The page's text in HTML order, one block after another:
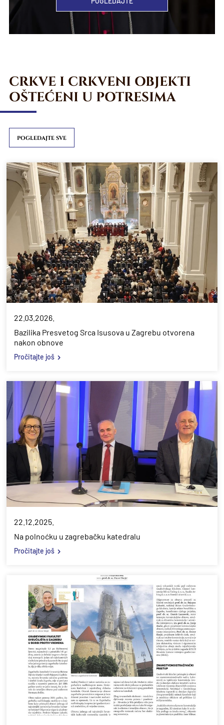
CRKVE I CRKVENI OBJEKTI
OŠTEĆENI U POTRESIMA
POGLEDAJTE SVE
22.03.2026.
Bazilika Presvetog Srca Isusova u Zagrebu otvorena
nakon obnove
Pročitajte još
22.12.2025.
Na polnoćku u zagrebačku katedralu
Pročitajte još